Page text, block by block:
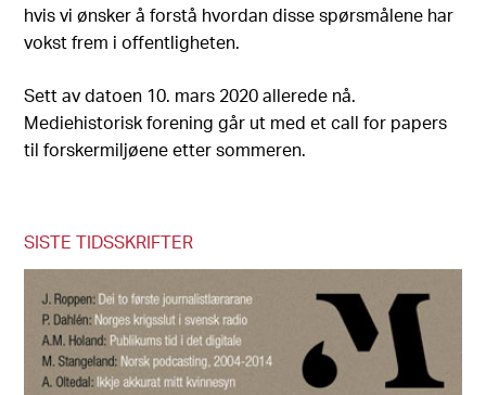
hvis vi ønsker å forstå hvordan disse spørsmålene har
vokst frem i offentligheten.
Sett av datoen 10. mars 2020 allerede nå.
Mediehistorisk forening går ut med et call for papers
til forskermiljøene etter sommeren.
SISTE TIDSSKRIFTER